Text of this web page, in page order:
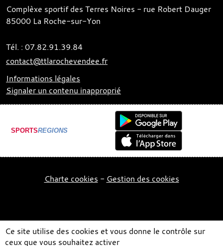
Complèxe sportif des Terres Noires - rue Robert Dauger
85000 La Roche-sur-Yon
Tél. : 07.82.91.39.84
contact@ttlarochevendee.fr
Informations légales
Signaler un contenu inapproprié
SPORTSREGIONS
Charte cookies Gestion des cookies
Ce site utilise des cookies et vous donne le contrôle sur
ceux que vous souhaitez activer